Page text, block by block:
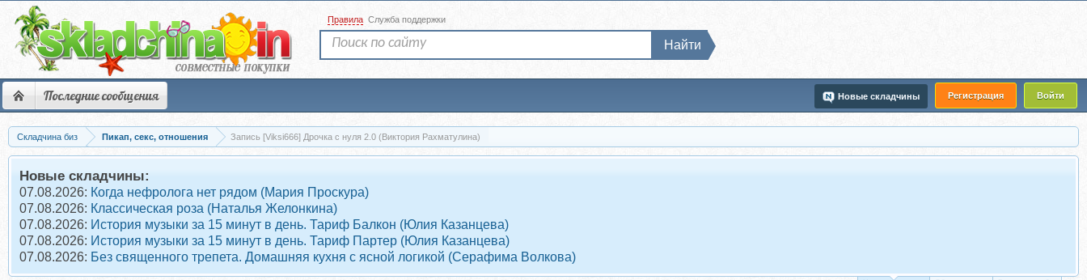
Последние сообщения Регистрация Войти
Новые складчины
Правила Служба поддержки
Найти
Складчина биз Пикап, секс, отношения Запись [Viksi666] Дрочка с нуля 2.0 (Виктория Рахматулина)
Новые складчины:
07.08.2026: Когда нефролога нет рядом (Мария Проскура)
07.08.2026: Классическая роза (Наталья Желонкина)
07.08.2026: История музыки за 15 минут в день. Тариф Балкон (Юлия Казанцева)
07.08.2026: История музыки за 15 минут в день. Тариф Партер (Юлия Казанцева)
07.08.2026: Без священного трепета. Домашняя кухня с ясной логикой (Серафима Волкова)